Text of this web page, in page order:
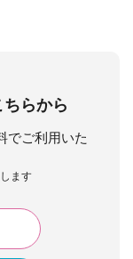
らから
でご利用いた
ます